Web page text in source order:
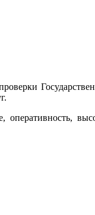
оперативность,